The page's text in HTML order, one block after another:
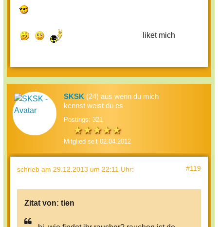
liket mich
SKSK (24) aus wenn du mich
kennst weist du es
Postings: 321
Mitglied seit 02.04.2012
schrieb am 29.12.2013 um 22:11 Uhr: #119
Zitat von: tien